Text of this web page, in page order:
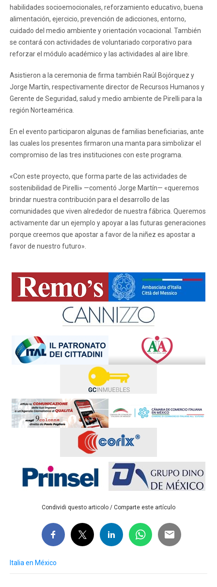
habilidades socioemocionales, reforzamiento educativo, buena
alimentación, ejercicio, prevención de adicciones, entorno,
cuidado del medio ambiente y orientación vocacional. También
se contará con actividades de voluntariado corporativo para
reforzar el módulo académico y las actividades al aire libre.
Asistieron a la ceremonia de firma también Raúl Bojórquez y
Jorge Martín, respectivamente director de Recursos Humanos y
Gerente de Seguridad, salud y medio ambiente de Pirelli para la
región Norteamérica.
En el evento participaron algunas de familias beneficiarias, ante
las cuales los presentes firmaron una manta para simbolizar el
compromiso de las tres instituciones con este programa.
«Con este proyecto, que forma parte de las actividades de
sostenibilidad de Pirelli» —comentó Jorge Martín— «queremos
brindar nuestra contribución para el desarrollo de las
comunidades que viven alrededor de nuestra fábrica. Queremos
activamente dar un ejemplo y apoyar a las futuras generaciones
porque creemos que apostar a favor de la niñez es apostar a
favor de nuestro futuro».
Condividi questo articolo / Comparte este artículo
Italia en México